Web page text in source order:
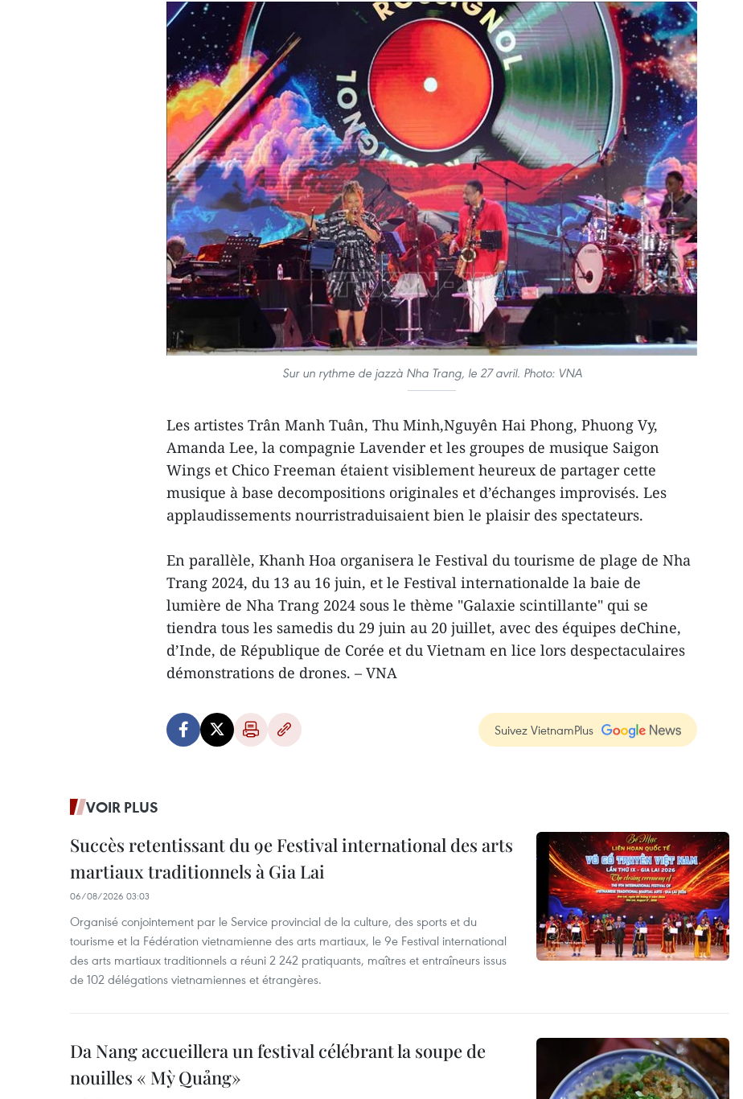
Sur un rythme de jazzà Nha Trang, le 27 avril. Photo: VNA
Les artistes Trân Manh Tuân, Thu Minh,Nguyên Hai Phong, Phuong Vy,
Amanda Lee, la compagnie Lavender et les groupes de musique Saigon
Wings et Chico Freeman étaient visiblement heureux de partager cette
musique à base decompositions originales et d’échanges improvisés. Les
applaudissements nourristraduisaient bien le plaisir des spectateurs.
En parallèle, Khanh Hoa organisera le Festival du tourisme de plage de Nha
Trang 2024, du 13 au 16 juin, et le Festival internationalde la baie de
lumière de Nha Trang 2024 sous le thème "Galaxie scintillante" qui se
tiendra tous les samedis du 29 juin au 20 juillet, avec des équipes deChine,
d’Inde, de République de Corée et du Vietnam en lice lors despectaculaires
démonstrations de drones. – VNA
Suivez VietnamPlus
VOIR PLUS
Succès retentissant du 9e Festival international des arts
martiaux traditionnels à Gia Lai
06/08/2026 03:03
Organisé conjointement par le Service provincial de la culture, des sports et du
tourisme et la Fédération vietnamienne des arts martiaux, le 9e Festival international
des arts martiaux traditionnels a réuni 2 242 pratiquants, maîtres et entraîneurs issus
de 102 délégations vietnamiennes et étrangères.
Da Nang accueillera un festival célébrant la soupe de
nouilles « Mỳ Quảng»